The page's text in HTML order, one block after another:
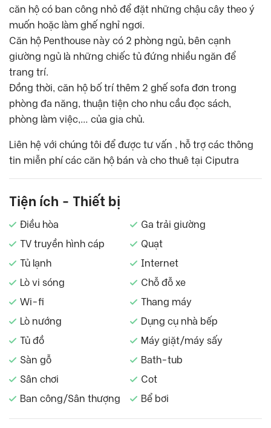
căn hộ có ban công nhỏ để đặt những chậu cây theo ý
muốn hoặc làm ghế nghỉ ngơi.
Căn hộ Penthouse này có 2 phòng ngủ, bên cạnh
giường ngủ là những chiếc tủ đứng nhiều ngăn để
trang trí.
Đồng thời, căn hộ bố trí thêm 2 ghế sofa đơn trong
phòng đa năng, thuận tiện cho nhu cầu đọc sách,
phòng làm việc,… của gia chủ.
Liên hệ với chúng tôi để được tư vấn , hỗ trợ các thông
tin miễn phí các căn hộ bán và cho thuê tại Ciputra
Tiện ích - Thiết bị
Điều hòa
Ga trải giường
TV truyền hình cáp
Quạt
Tủ lạnh
Internet
Lò vi sóng
Chỗ đỗ xe
Wi-fi
Thang máy
Lò nướng
Dụng cụ nhà bếp
Tủ đồ
Máy giặt/máy sấy
Sàn gỗ
Bath-tub
Sân chơi
Cot
Ban công/Sân thượng
Bể bơi